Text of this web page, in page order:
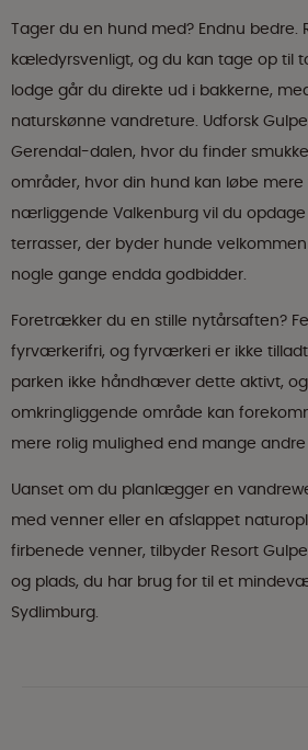
Tager du en hund med? Endnu bedre.
kæledyrsvenligt, og du kan tage op til
lodge går du direkte ud i bakkerne,
naturskønne vandreture. Udforsk
Gerendal-dalen, hvor du finder
områder, hvor din hund kan løbe
nærliggende Valkenburg vil du
terrasser, der byder hunde
nogle gange endda godbidder.
Foretrækker du en stille nytårsaften?
fyrværkerifri, og fyrværkeri er ikke
parken ikke håndhæver dette aktivt,
omkringliggende område kan
mere rolig mulighed end mange
Uanset om du planlægger en
med venner eller en afslappet
firbenede venner, tilbyder Resort
og plads, du har brug for til et
Sydlimburg.